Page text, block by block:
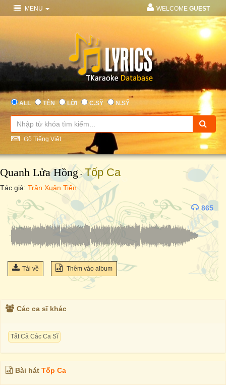
MENU WELCOME GUEST
ALL TÊN LỜI C.SỸ N.SỸ
Gõ Tiếng Việt
Quanh Lửa Hồng -Tốp Ca
Tác giả: Trần Xuân Tiến
865
Tải về Thêm vào album
Các ca sĩ khác
Tất Cả Các Ca Sĩ
Bài hát Tốp Ca